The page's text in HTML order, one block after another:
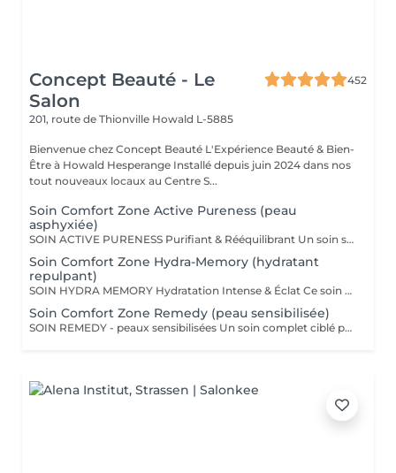
Concept Beauté - Le
Salon
452
201, route de Thionville Howald L-5885
Bienvenue chez Concept Beauté L'Expérience Beauté & Bien-
Être à Howald Hesperange Installé depuis juin 2024 dans nos
tout nouveaux locaux au Centre S...
Soin Comfort Zone Active Pureness (peau
asphyxiée)
SOIN ACTIVE PURENESS Purifiant & Rééquilibrant Un soin spécifique profond qui désincruste et libère la peau de toutes ses impuretés. Grâce à l'action combinée des exfoliants et des extraits naturels purifiants, il aide à désobstruer les pores, réduire l'excès de sébum et retrouver un teint plus net et équilibré. Idéal pour retrouver une peau fraîche et matifiée, tout en douceur. SOINS DU VISAGE COMFORT ZONE Nos soins du visage utilisent les produits de la marque Comfort Zone, une référence en cosmétique professionnelle alliant science, nature et innovation. Formulés avec des ingrédients d'origine naturelle, sans silicones, parabènes ni huiles minérales, ces soins sont conçus pour respecter l'équilibre de la peau tout en offrant des résultats visibles et durables. Chaque soin est un véritable rituel de bien-être et d'efficacité, adapté aux besoins spécifiques de votre peau.
Soin Comfort Zone Hydra-Memory (hydratant
repulpant)
SOIN HYDRA MEMORY Hydratation Intense & Éclat Ce soin booste l'hydratation et recharge la peau en eau grâce à l'acide hyaluronique et aux extraits naturels hydratants. Sa texture fraîche et ultra-sensorielle désaltère immédiatement la peau et lui redonne souplesse, douceur et éclat. Parfait pour les peaux déshydratées ou fatiguées, en quête de confort et de fraîcheur. SOINS DU VISAGE COMFORT ZONE Nos soins du visage utilisent les produits de la marque Comfort Zone, une référence en cosmétique professionnelle alliant science, nature et innovation. Formulés avec des ingrédients d'origine naturelle, sans silicones, parabènes ni huiles minérales, ces soins sont conçus pour respecter l'équilibre de la peau tout en offrant des résultats visibles et durables. Chaque soin est un véritable rituel de bien-être et d'efficacité, adapté aux besoins spécifiques de votre peau.
Soin Comfort Zone Remedy (peau sensibilisée)
SOIN REMEDY - peaux sensibilisées Un soin complet ciblé pour tous les âges et tous les types de peau. Le point commun ? Une peau sensibilisée, fragilisée et inconfortable. Apaiser, calmer et soulager la peau des inflammations, tel est l'objectif de ce soin qui renforce la barrière protectrice de la peau pour lui apporter sérénité et confort. SOINS DU VISAGE COMFORT ZONE Nos soins du visage utilisent les produits de la marque Comfort Zone, une référence en cosmétique professionnelle alliant science, nature et innovation. Formulés avec des ingrédients d'origine naturelle, sans silicones, parabènes ni huiles minérales, ces soins sont conçus pour respecter l'équilibre de la peau tout en offrant des résultats visibles et durables. Chaque soin est un véritable rituel de bien-être et d'efficacité, adapté aux besoins spécifiques de votre peau.